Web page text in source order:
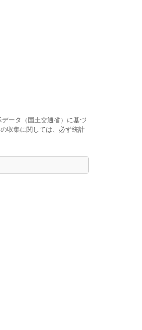
ータ（国土交通省）に基づ
収集に関しては、必ず統計